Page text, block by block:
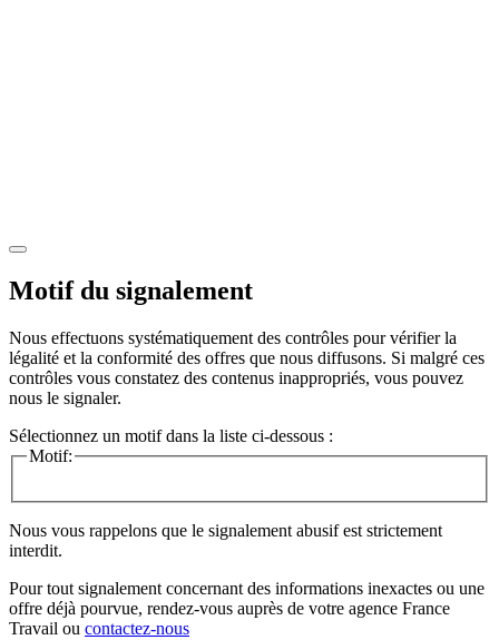
Motif du signalement
Nous effectuons systématiquement des contrôles pour vérifier la
légalité et la conformité des offres que nous diffusons. Si malgré ces
contrôles vous constatez des contenus inappropriés, vous pouvez
nous le signaler.
Sélectionnez un motif dans la liste ci-dessous :
Motif:
Nous vous rappelons que le signalement abusif est strictement
interdit.
Pour tout signalement concernant des informations inexactes ou une
offre déjà pourvue, rendez-vous auprès de votre agence France
Travail ou contactez-nous